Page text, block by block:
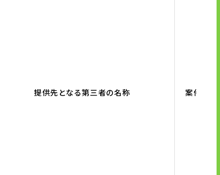
提供先となる第三者の名称 案件の募